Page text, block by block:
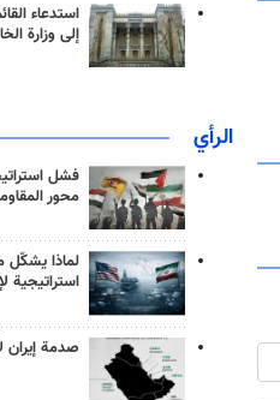
استدعاء
إلى وزارة
الرأي
فشل
محور
لماذا يشكّل
استراتيجية
صدمة إيران